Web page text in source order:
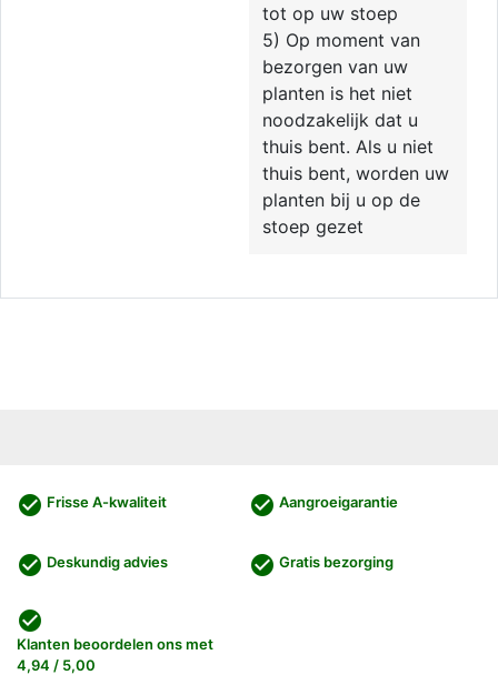
tot op uw stoep
5) Op moment van
bezorgen van uw
planten is het niet
noodzakelijk dat u
thuis bent. Als u niet
thuis bent, worden uw
planten bij u op de
stoep gezet
check_circle Frisse A-kwaliteit check_circle Aangroeigarantie
check_circle Deskundig advies check_circle Gratis bezorging
check_circle
Klanten beoordelen ons met
4,94 / 5,00